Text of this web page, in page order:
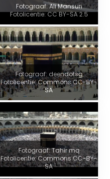
Fotograaf: Ali Mansuri
Fotolicentie: CC BY-SA 2.5
Fotograaf: deendotsg
Fotolicentie: Commons CC-BY-
SA
Fotograaf: Tahir mq
Fotolicentie: Commons CC-BY-
SA